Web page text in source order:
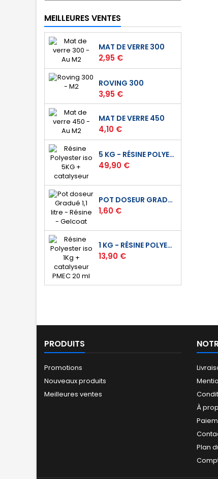
MEILLEURES VENTES
MAT DE VERRE 300
Prix
2,95 €
ROVING 300
Prix
3,95 €
MAT DE VERRE 450
Prix
4,10 €
5 KG - RÉSINE POLYESTER ISO DE STRATIFICATION
Prix
49,90 €
POT DOSEUR GRADUÉ 1,1 LITRE - RÉSINE - GELCOAT
Prix
1,60 €
1 KG - RÉSINE POLYESTER ISO DE STRATIFICATION
Prix
13,90 €
PRODUITS
Promotions
Nouveaux produits
Meilleures ventes
À
Plan